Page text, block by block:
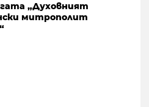
„Духовният
митрополит